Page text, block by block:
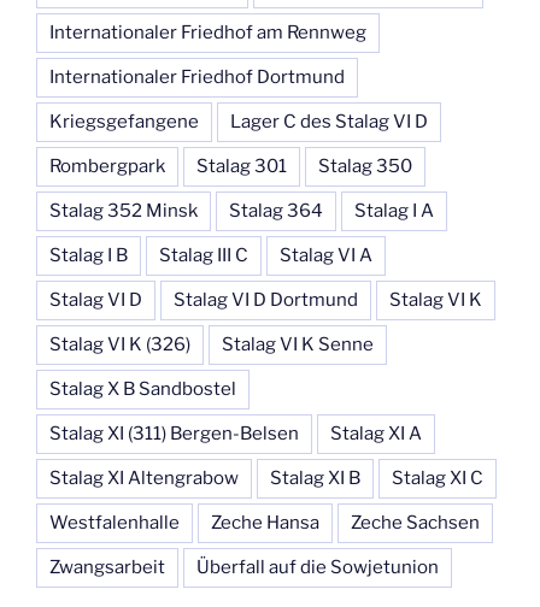
Internationaler Friedhof am Rennweg
Internationaler Friedhof Dortmund
Kriegsgefangene Lager C des Stalag VI D
Rombergpark Stalag 301 Stalag 350
Stalag 352 Minsk Stalag 364 Stalag I A
Stalag I B Stalag III C Stalag VI A
Stalag VI D Stalag VI D Dortmund Stalag VI K
Stalag VI K (326) Stalag VI K Senne
Stalag X B Sandbostel
Stalag XI (311) Bergen-Belsen Stalag XI A
Stalag XI Altengrabow Stalag XI B Stalag XI C
Westfalenhalle Zeche Hansa Zeche Sachsen
Zwangsarbeit Überfall auf die Sowjetunion